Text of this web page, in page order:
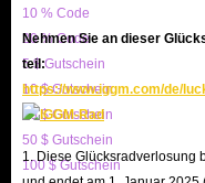
Dies stellt eine
fortgeschrittenen
aber keine erhebliche
Grund auf investieren
Basisinformationen
10 % Code
20 % Code
5 $ Gutschein
10 $ Gutschein
20 $ Gutschein
50 $ Gutschein
100 $ Gutschein
Nehmen Sie an dieser
teil:
https://www.iggm.com/de/
1. Diese Glücksradverlosung